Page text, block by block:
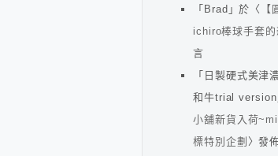
「 Brad 」於〈
ichiro棒球手套
言
「 日製硬式美津
和牛trial version
小舖新貨入荷
標特別企劃 〉發